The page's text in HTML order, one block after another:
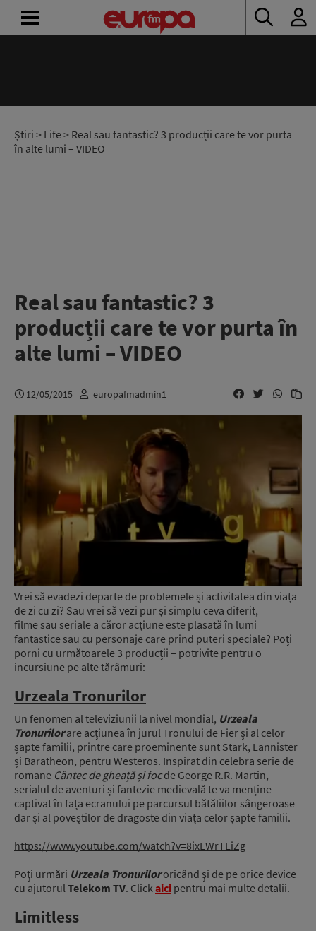
Știri > Life> Real sau fantastic? 3 producții care te vor purta
în alte lumi – VIDEO
Real sau fantastic? 3
producții care te vor purta în
alte lumi – VIDEO
12/05/2015 europafmadmin1
Vrei să evadezi departe de problemele și activitatea din viața
de zi cu zi? Sau vrei să vezi pur și simplu ceva diferit,
filme sau seriale a căror acțiune este plasată în lumi
fantastice sau cu personaje care prind puteri speciale? Poți
porni cu următoarele 3 producții – potrivite pentru o
incursiune pe alte tărâmuri:
Urzeala Tronurilor
Un fenomen al televiziunii la nivel mondial, Urzeala
Tronurilorare acțiunea în jurul Tronului de Fier și al celor
șapte familii, printre care proeminente sunt Stark, Lannister
și Baratheon, pentru Westeros. Inspirat din celebra serie de
romane Cântec de gheață și focde George R.R. Martin,
serialul de aventuri și fantezie medievală te va menține
captivat în fața ecranului pe parcursul bătăliilor sângeroase
dar și al poveștilor de dragoste din viața celor șapte familii.
https://www.youtube.com/watch?v=8ixEWrTLiZg
Poţi urmări Urzeala Tronurilororicând şi de pe orice device
cu ajutorul Telekom TV. Click aici pentru mai multe detalii.
Limitless
RADIO